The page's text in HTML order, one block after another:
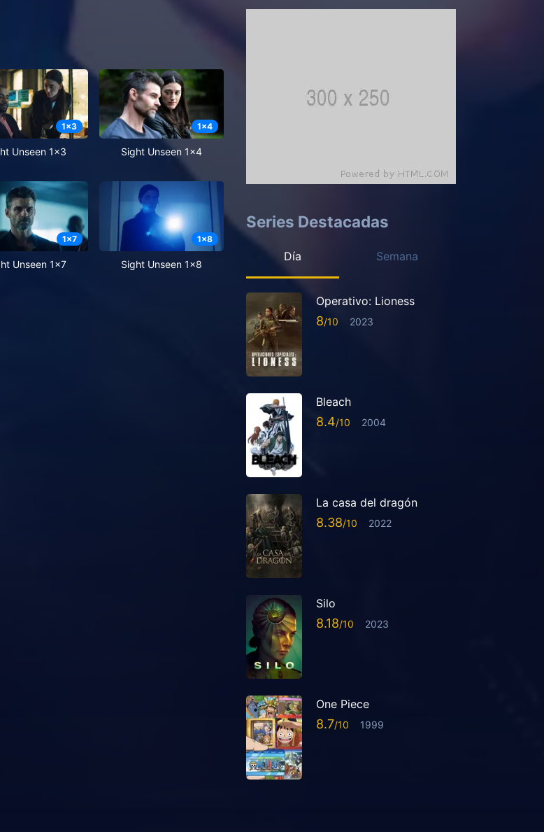
1x3
Unseen 1x3
1x4
Sight Unseen 1x4
1x7
Unseen 1x7
1x8
Sight Unseen 1x8
Series Destacadas
Día Semana
Operativo: Lioness
8 2023
Bleach
8.4 2004
La casa del dragón
8.38 2022
Silo
8.18 2023
One Piece
8.7 1999